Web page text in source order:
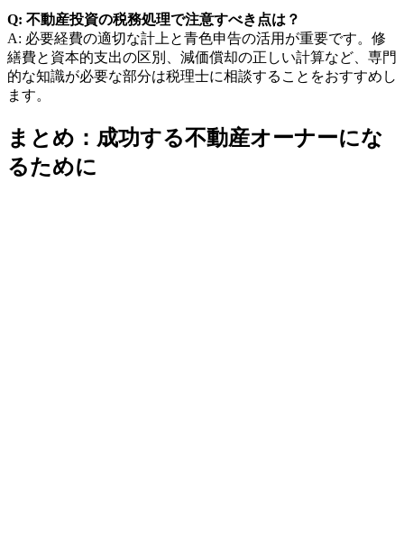
Q: 不動産投資の税務処理で注意すべき点は？
A: 必要経費の適切な計上と青色申告の活用が重要です。修
繕費と資本的支出の区別、減価償却の正しい計算など、専門
的な知識が必要な部分は税理士に相談することをおすすめし
ます。
まとめ：成功する不動産オーナーにな
るために